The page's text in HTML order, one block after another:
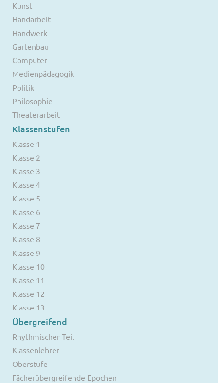
Kunst
Handarbeit
Handwerk
Gartenbau
Computer
Medienpädagogik
Politik
Philosophie
Theaterarbeit
Klassenstufen
Klasse 1
Klasse 2
Klasse 3
Klasse 4
Klasse 5
Klasse 6
Klasse 7
Klasse 8
Klasse 9
Klasse 10
Klasse 11
Klasse 12
Klasse 13
Übergreifend
Rhythmischer Teil
Klassenlehrer
Oberstufe
Fächerübergreifende Epochen